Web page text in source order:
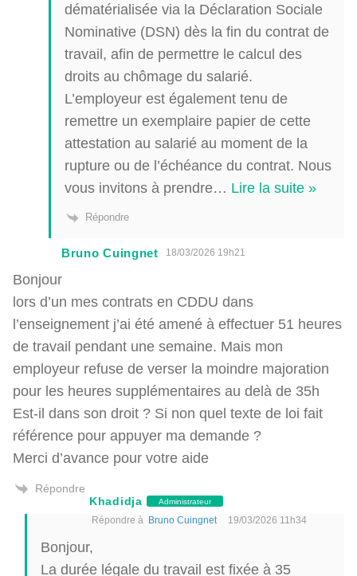
dématérialisée via la Déclaration Sociale
Nominative (DSN) dès la fin du contrat de
travail, afin de permettre le calcul des
droits au chômage du salarié.
L’employeur est également tenu de
remettre un exemplaire papier de cette
attestation au salarié au moment de la
rupture ou de l’échéance du contrat. Nous
vous invitons à prendre… Lire la suite »
Répondre
Bruno Cuingnet 18/03/2026 19h21
Bonjour
lors d’un mes contrats en CDDU dans
l’enseignement j’ai été amené à effectuer 51 heures
de travail pendant une semaine. Mais mon
employeur refuse de verser la moindre majoration
pour les heures supplémentaires au delà de 35h
Est-il dans son droit ? Si non quel texte de loi fait
référence pour appuyer ma demande ?
Merci d’avance pour votre aide
Répondre
Khadidja
Administrateur
Répondre à Bruno Cuingnet 19/03/2026 11h34
Bonjour,
La durée légale du travail est fixée à 35